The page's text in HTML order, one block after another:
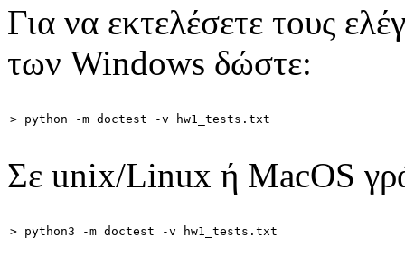
Για να εκτελέσετε τους
των Windows δώστε:
> python -m doctest -v hw1_tests.txt
Σε unix/Linux ή MacOS
> python3 -m doctest -v hw1_tests.txt